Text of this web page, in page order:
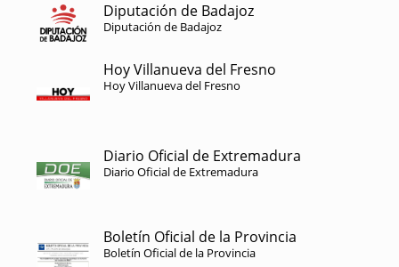
Diputación de Badajoz
Diputación de Badajoz
Hoy Villanueva del Fresno
Hoy Villanueva del Fresno
Diario Oficial de Extremadura
Diario Oficial de Extremadura
Boletín Oficial de la Provincia
Boletín Oficial de la Provincia